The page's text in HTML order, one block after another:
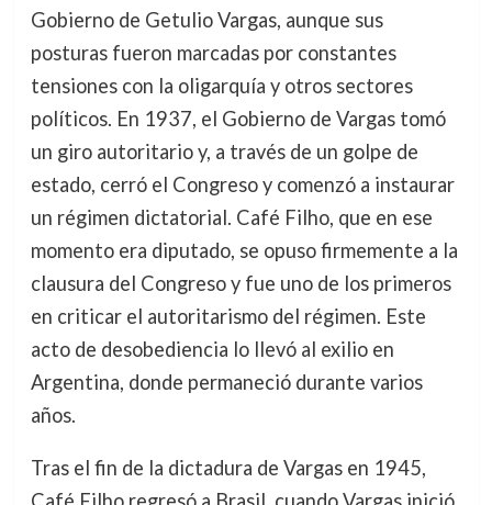
Gobierno de Getulio Vargas, aunque sus
posturas fueron marcadas por constantes
tensiones con la oligarquía y otros sectores
políticos. En 1937, el Gobierno de Vargas tomó
un giro autoritario y, a través de un golpe de
estado, cerró el Congreso y comenzó a instaurar
un régimen dictatorial. Café Filho, que en ese
momento era diputado, se opuso firmemente a la
clausura del Congreso y fue uno de los primeros
en criticar el autoritarismo del régimen. Este
acto de desobediencia lo llevó al exilio en
Argentina, donde permaneció durante varios
años.
Tras el fin de la dictadura de Vargas en 1945,